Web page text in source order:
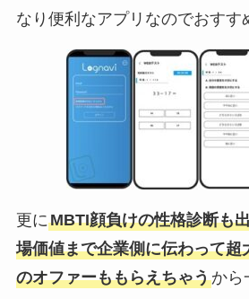
なり便利なアプリなのでおすす
更にMBTI顔負けの性格診断も
場価値まで企業側に伝わって超
のオファーももらえちゃうから